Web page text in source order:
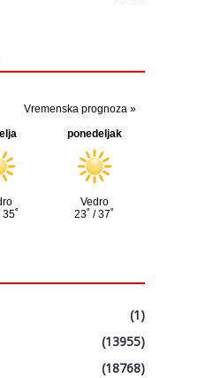
(1)
(13955)
(18768)